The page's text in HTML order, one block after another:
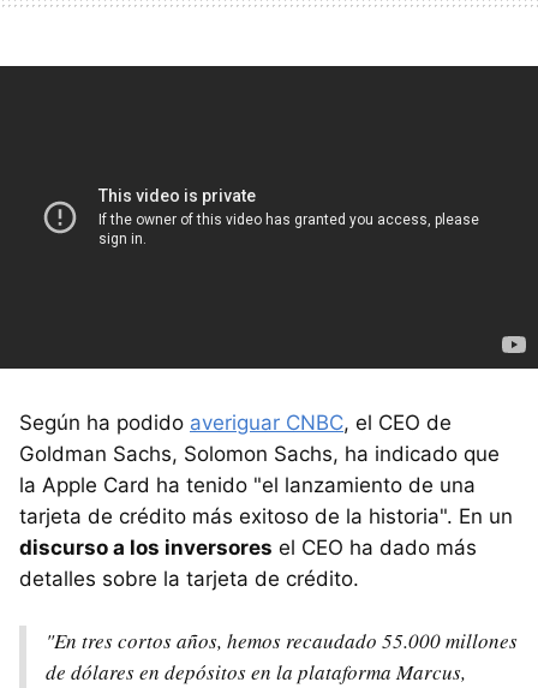
Según ha podido averiguar CNBC, el CEO de
Goldman Sachs, Solomon Sachs, ha indicado que
la Apple Card ha tenido "el lanzamiento de una
tarjeta de crédito más exitoso de la historia". En un
discurso a los inversores el CEO ha dado más
detalles sobre la tarjeta de crédito.
"En tres cortos años, hemos recaudado 55.000 millones
de dólares en depósitos en la plataforma Marcus,